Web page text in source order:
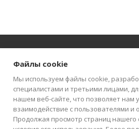
КАК КУПИТЬ
БЛОГ
Файлы cookie
Мы используем файлы cookie,
специалистами и третьими лицами,
нашем веб-сайте, что позволяет нам
взаимодействие с пользователями и
Продолжая просмотр страниц